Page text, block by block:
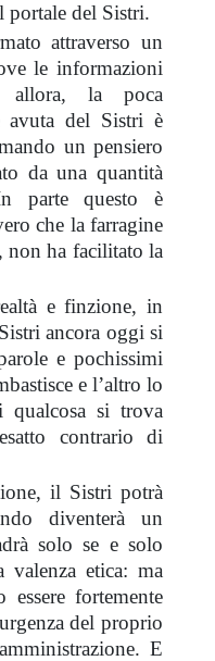
portale del Sistri.
attraverso un
le informazioni
allora, la poca
avuta del Sistri è
un pensiero
da una quantità
parte questo è
che la farragine
non ha facilitato la
e finzione, in
ancora oggi si
e pochissimi
e l’altro lo
si trova
contrario di
il Sistri potrà
diventerà un
solo se e solo
valenza etica: ma
fortemente
del proprio
E